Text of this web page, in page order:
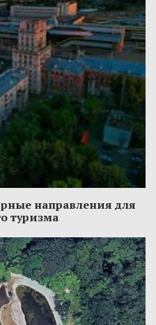
направления для
туризма